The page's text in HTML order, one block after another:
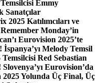
Emmy
Sanatçılar
Katılımcıları ve
Monday’in
Eurovision 2025’te
İspanya’yı Melody Temsil
Red Sebastian
Eurovision’da
Yolunda Üç Final, Üç